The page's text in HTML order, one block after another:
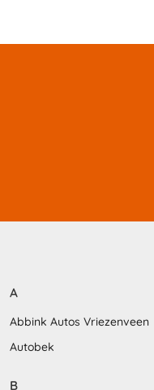
A
Abbink Autos Vriezenveen
Autobek
B